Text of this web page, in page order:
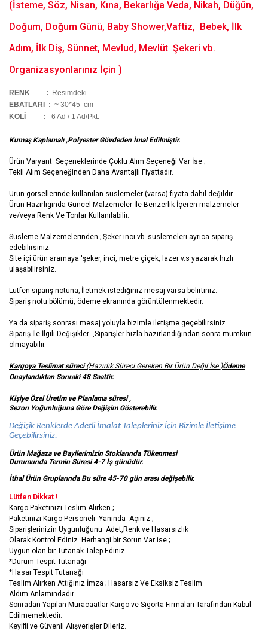
(İsteme, Söz, Nisan, Kına, Bekarlığa Veda, Nikah, Düğün,
Doğum, Doğum Günü, Baby Shower,Vaftiz, Bebek, İlk
Adım, İlk Diş, Sünnet, Mevlud, Mevlüt Şekeri vb.
Organizasyonlarınız İçin )
RENK :
Resimdeki
EBATLARI : ~ 30*45 cm
KOLİ
: 6 Ad / 1 Ad/Pkt.
Kumaş Kaplamalı ,Polyester Gövdeden İmal Edilmiştir.
Ürün Varyant Seçeneklerinde Çoklu Alım Seçeneği Var İse ;
Tekli Alım Seçeneğinden Daha Avantajlı Fiyattadır.
Ürün görsellerinde kullanılan süslemeler (varsa) fiyata dahil değildir.
Ürün Hazırlıgında Güncel Malzemeler İle Benzerlik İçeren malzemeler
ve/veya Renk Ve Tonlar Kullanılabilir.
Süsleme Malzemelerinden ; Şeker inci vb. süslemeleri ayrıca sipariş
edebilirsiniz.
Site içi ürün aramaya 'şeker, inci, metre çiçek, lazer v.s yazarak hızlı
ulaşabilirsiniz.
Lütfen sipariş notuna; İletmek istediğiniz mesaj varsa belirtiniz.
Sipariş notu bölümü, ödeme ekranında görüntülenmektedir.
Ya da sipariş sonrası mesaj yoluyla bizimle iletişme geçebilirsiniz.
Sipariş İle İlgili Değişikler ,Siparişler hızla hazırlandığından sonra mümkün
olmayabilir.
Kargoya Teslimat süreci(Hazırlık Süreci Gereken Bir Ürün Değil İse )Ödeme
Onaylandıktan Sonraki 48 Saattir.
Kişiye Özel Üretim ve Planlama süresi ,
Sezon Yoğunluğuna Göre Değişim Gösterebilir.
Değişik Renklerde Adetli İmalat Talepleriniz İçin Bizimle İletişime
Geçebilirsiniz.
Ürün Mağaza ve Bayilerimizin Stoklarında Tükenmesi
Durumunda Termin Süresi 4-7 İş günüdür.
İthal Ürün Gruplarında Bu süre 45-70 gün arası değişebilir.
Lütfen Dikkat !
Kargo Paketinizi Teslim Alırken ;
Paketinizi Kargo Personeli Yanında Açınız ;
Siparişlerinizin Uygunluğunu Adet,Renk ve Hasarsızlık
Olarak Kontrol Ediniz. Herhangi bir Sorun Var ise ;
Uygun olan bir Tutanak Talep Ediniz.
*Durum Tespit Tutanağı
*Hasar Tespit Tutanağı
Teslim Alırken Attığınız İmza ; Hasarsız Ve Eksiksiz Teslim
Aldım.Anlamındadır.
Sonradan Yapılan Müracaatlar Kargo ve Sigorta Firmaları Tarafından Kabul
Edilmemektedir.
Keyifli ve Güvenli Alışverişler Dileriz.